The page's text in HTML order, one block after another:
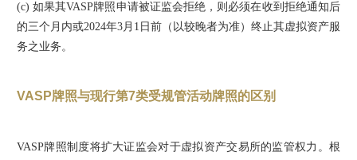
(c) 如果其VASP牌照申请被证监会拒绝，则必须在收到拒绝通知后
的三个月内或2024年3月1日前（以较晚者为准）终止其虚拟资产服
务之业务。
VASP牌照与现行第7类受规管活动牌照的区别
VASP牌照制度将扩大证监会对于虚拟资产交易所的监管权力。根